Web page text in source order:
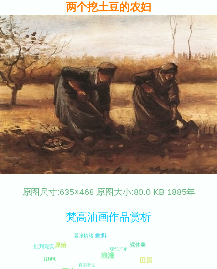
两个挖土豆的农妇
原图尺寸:635×468 原图大小:80.0 KB 1885年
梵高油画作品赏析